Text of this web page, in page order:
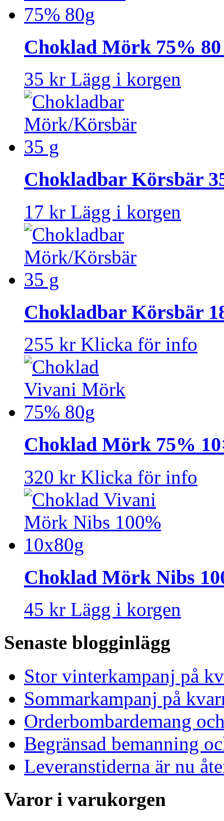
Choklad Mörk 75% 80
35 kr Lägg i korgen
Chokladbar Körsbär
17 kr Lägg i korgen
Chokladbar Körsbär
255 kr Klicka för info
Choklad Mörk 75%
320 kr Klicka för info
Choklad Mörk Nibs
45 kr Lägg i korgen
Senaste blogginlägg
Stor vinterkampanj på
Sommarkampanj på
Orderbombardemang
Begränsad bemanning
Leveranstiderna är nu
Varor i varukorgen